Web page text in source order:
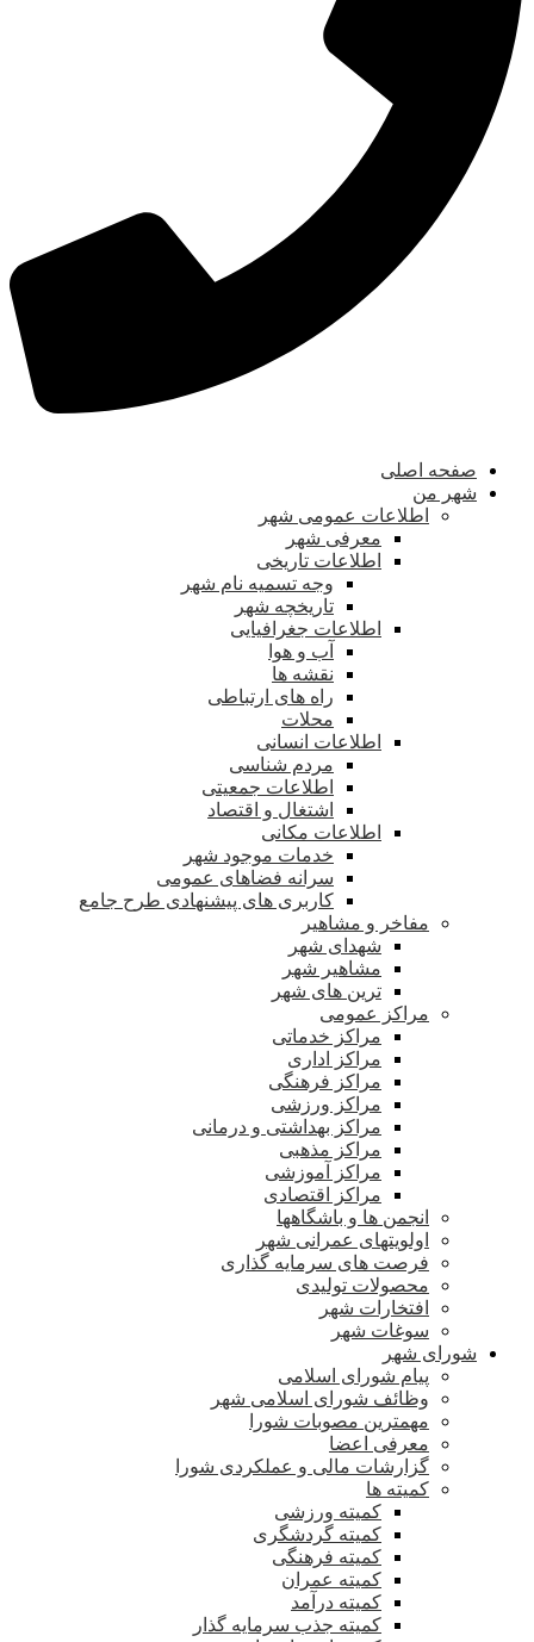
صفحه اصلی
شهر من
اطلاعات عمومی شهر
معرفی شهر
اطلاعات تاریخی
وجه تسمیه نام شهر
تاریخچه شهر
اطلاعات جغرافیایی
آب و هوا
نقشه ها
راه های ارتباطی
محلات
اطلاعات انسانی
مردم شناسی
اطلاعات جمعیتی
اشتغال و اقتصاد
اطلاعات مکانی
خدمات موجود شهر
سرانه فضاهای عمومی
کاربری های پیشنهادی طرح جامع
مفاخر و مشاهیر
شهدای شهر
مشاهیر شهر
ترین های شهر
مراکز عمومی
مراکز خدماتی
مراکز اداری
مراکز فرهنگی
مراکز ورزشی
مراکز بهداشتی و درمانی
مراکز مذهبی
مراکز آموزشی
مراکز اقتصادی
انجمن ها و باشگاهها
اولویتهای عمرانی شهر
فرصت های سرمایه گذاری
محصولات تولیدی
افتخارات شهر
سوغات شهر
شورای شهر
پیام شورای اسلامی
وظائف شورای اسلامی شهر
مهمترین مصوبات شورا
معرفی اعضا
گزارشات مالی و عملکردی شورا
کمیته ها
کمیته ورزشی
کمیته گردشگری
کمیته فرهنگی
کمیته عمران
کمیته درآمد
کمیته جذب سرمایه گذار